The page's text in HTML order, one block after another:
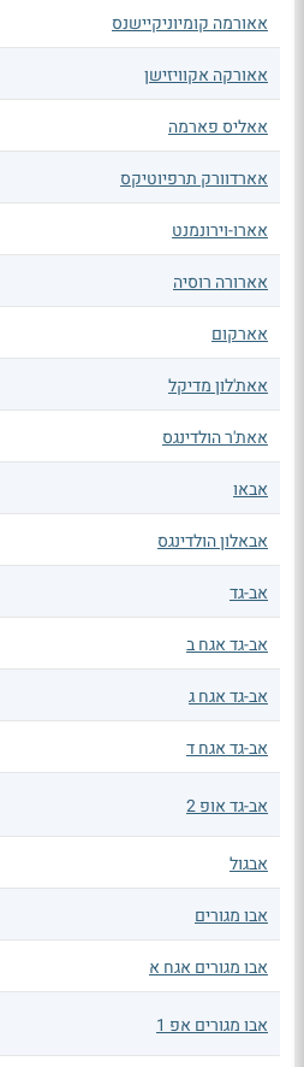
אאורמה קומיוניקיישנס
אאורקה אקוויזישן
אאליס פארמה
אארדוורק תרפיוטיקס
אארו-וירונמנט
אארורה רוסיה
אארקום
אאת'לון מדיקל
אאת'ר הולדינגס
אבאו
אבאלון הולדינגס
אב-גד
אב-גד אגח ב
אב-גד אגח ג
אב-גד אגח ד
אב-גד אופ 2
אבגול
אבו מגורים
אבו מגורים אגח א
אבו מגורים אפ 1